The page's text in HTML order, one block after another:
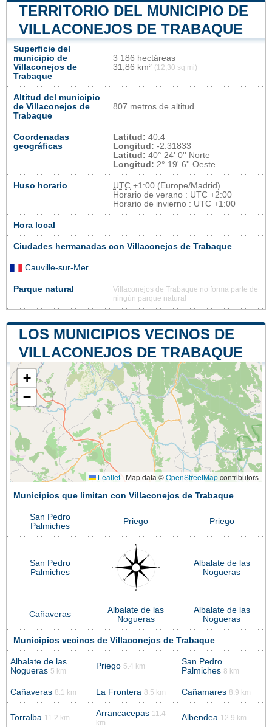
TERRITORIO DEL MUNICIPIO DE
VILLACONEJOS DE TRABAQUE
Superficie del
municipio de
Villaconejos de
Trabaque
3 186 hectáreas
31,86 km² (12,30 sq mi)
Altitud del municipio
de Villaconejos de
Trabaque
807 metros de altitud
Coordenadas
geográficas
Latitud: 40.4
Longitud: -2.31833
Latitud: 40° 24' 0'' Norte
Longitud: 2° 19' 6'' Oeste
Huso horario UTC +1:00 (Europe/Madrid)
Horario de verano : UTC +2:00
Horario de invierno : UTC +1:00
Hora local
Ciudades hermanadas con Villaconejos de Trabaque
Cauville-sur-Mer
Parque natural
Villaconejos de Trabaque no forma parte de
ningún parque natural
LOS MUNICIPIOS VECINOS DE
VILLACONEJOS DE TRABAQUE
+
−
Leaflet| Map data ©OpenStreetMapcontributors
Municipios que limitan con Villaconejos de Trabaque
San Pedro
Palmiches
Priego Priego
San Pedro
Palmiches
Albalate de las
Nogueras
Cañaveras
Albalate de las
Nogueras
Albalate de las
Nogueras
Municipios vecinos de Villaconejos de Trabaque
Albalate de las
Nogueras 5 km
Priego 5.4 km
San Pedro
Palmiches 8 km
Cañaveras 8.1 km La Frontera 8.5 km Cañamares 8.9 km
Torralba 11.2 km Arrancacepas 11.4
km
Albendea 12.9 km